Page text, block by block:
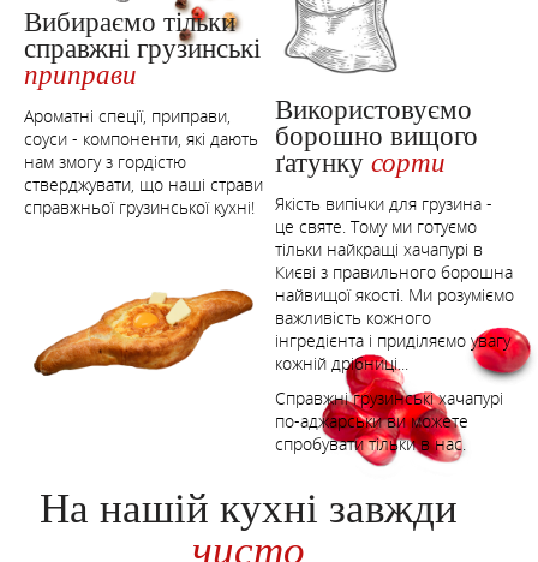
Вибираємо тільки
справжні грузинські
приправи
Ароматні спеції, приправи,
соуси - компоненти, які дають
нам змогу з гордістю
стверджувати, що наші страви
справжньої грузинської кухні!
Використовуємо
борошно вищого
ґатунку сорти
Якість випічки для грузина -
це святе. Тому ми готуємо
тільки найкращі хачапурі в
Києві з правильного борошна
найвищої якості. Ми розуміємо
важливість кожного
інгредієнта і приділяємо увагу
кожній дрібниці...
Справжні грузинські хачапурі
по-аджарськи ви можете
спробувати тільки в нас.
На нашій кухні завжди
чисто